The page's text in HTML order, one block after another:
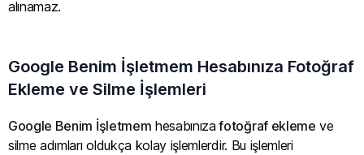
alınamaz.
Google Benim İşletmem Hesabınıza Fotoğraf
Ekleme ve Silme İşlemleri
Google Benim İşletmem hesabınıza fotoğraf ekleme ve
silme adımları oldukça kolay işlemlerdir. Bu işlemleri